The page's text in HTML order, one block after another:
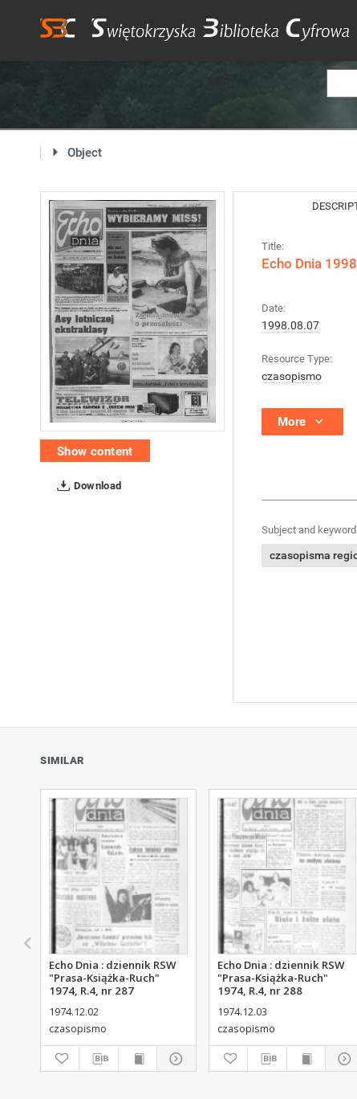
Object
Show content
Download
Title:
Echo Dnia
Date:
1998.08.07
Resource Type:
czasopismo
More
Subject and
czasopisma
SIMILAR
Echo Dnia : dziennik RSW
"Prasa-Książka-Ruch"
1974, R.4, nr 287
1974.12.02
czasopismo
Echo Dnia : dziennik RSW
"Prasa-Książka-Ruch"
1974, R.4, nr 288
1974.12.03
czasopismo